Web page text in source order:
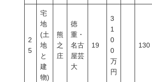
2
5
宅
地
(土
地
と
建
物)
熊
之
庄
徳
重・
名古
屋芸
大
19
3
1
0
0
万
円
130